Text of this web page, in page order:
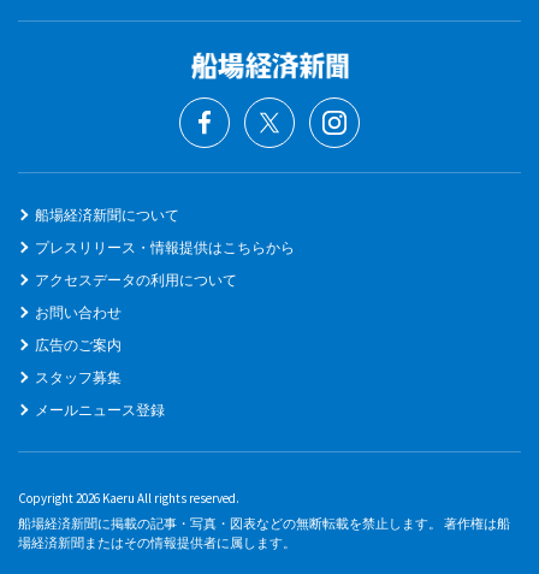
船場経済新聞について
プレスリリース・情報提供はこちらから
アクセスデータの利用について
お問い合わせ
広告のご案内
スタッフ募集
メールニュース登録
Copyright 2026 Kaeru All rights reserved.
船場経済新聞に掲載の記事・写真・図表などの無断転載を禁止します。 著作権は船
場経済新聞またはその情報提供者に属します。